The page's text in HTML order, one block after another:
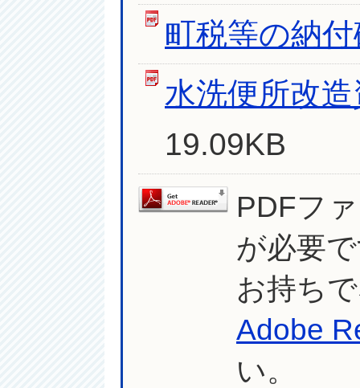
町税等の納
水洗便所改
19.09KB
PDFフ
が必要
お持ち
Adobe
い。